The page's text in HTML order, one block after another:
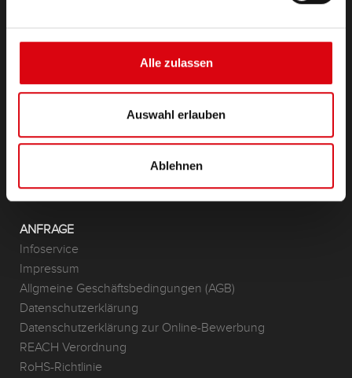
Alle zulassen
Auswahl erlauben
Ablehnen
Starter- & Bordnetzbatterien
Zubehör für PKW und Nutzfahrzeuge
(Semi-) Traktion & Standby
(Semi-) Traktion & Standby
Anwendungsbereiche
Standorte & Kontakt
ANFRAGE
Infoservice
Impressum
Allgmeine Geschäftsbedingungen (AGB)
Datenschutzerklärung
Datenschutzerklärung zur Online-Bewerbung
REACH Verordnung
RoHS-Richtlinie